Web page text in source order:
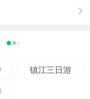
飞升之后，初为石
盈；明代万历二十六
王五殿堂；藏经、圣
镇江三日游